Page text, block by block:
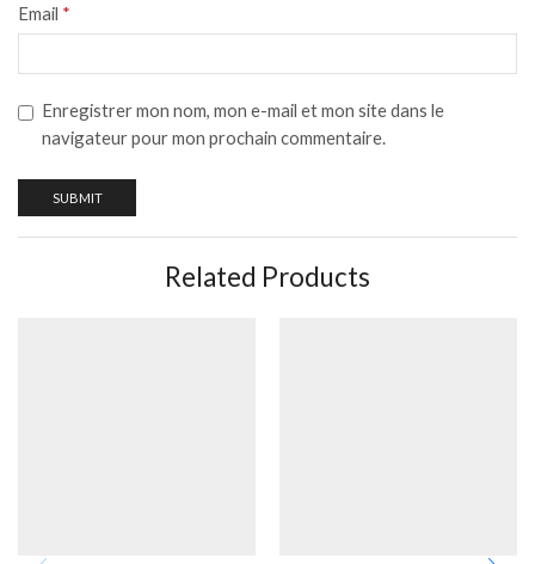
Email *
Enregistrer mon nom, mon e-mail et mon site dans le
navigateur pour mon prochain commentaire.
Related Products